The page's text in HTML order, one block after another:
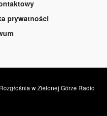
prywatności
w Zielonej Górze Radio